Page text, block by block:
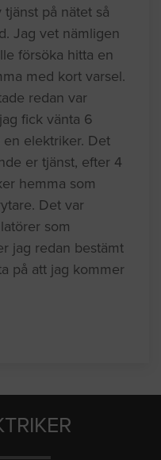
på nätet så
Jag vet nämligen
försöka hitta en
med kort varsel.
redan var
fick vänta 6
elektriker. Det
er tjänst, efter 4
hemma som
Det var
som
jag redan bestämt
på att jag kommer